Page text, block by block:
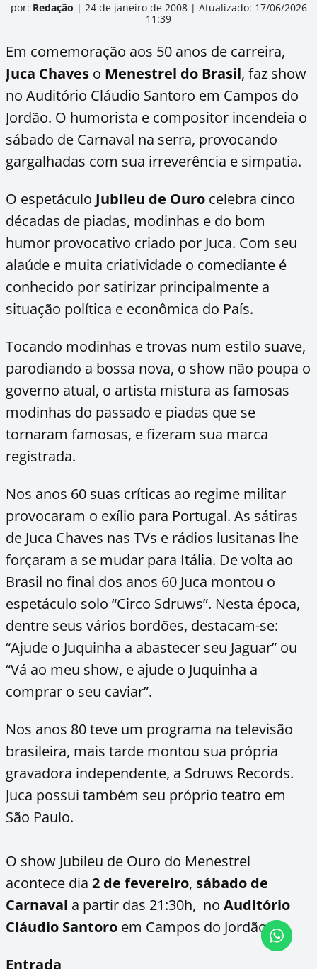
por: Redação | 24 de janeiro de 2008 | Atualizado: 17/06/2026
11:39
Em comemoração aos 50 anos de carreira,
Juca Chaves o Menestrel do Brasil, faz show
no Auditório Cláudio Santoro em Campos do
Jordão. O humorista e compositor incendeia o
sábado de Carnaval na serra, provocando
gargalhadas com sua irreverência e simpatia.
O espetáculo Jubileu de Ouro celebra cinco
décadas de piadas, modinhas e do bom
humor provocativo criado por Juca. Com seu
alaúde e muita criatividade o comediante é
conhecido por satirizar principalmente a
situação política e econômica do País.
Tocando modinhas e trovas num estilo suave,
parodiando a bossa nova, o show não poupa o
governo atual, o artista mistura as famosas
modinhas do passado e piadas que se
tornaram famosas, e fizeram sua marca
registrada.
Nos anos 60 suas críticas ao regime militar
provocaram o exílio para Portugal. As sátiras
de Juca Chaves nas TVs e rádios lusitanas lhe
forçaram a se mudar para Itália. De volta ao
Brasil no final dos anos 60 Juca montou o
espetáculo solo “Circo Sdruws”. Nesta época,
dentre seus vários bordões, destacam-se:
“Ajude o Juquinha a abastecer seu Jaguar” ou
“Vá ao meu show, e ajude o Juquinha a
comprar o seu caviar”.
Nos anos 80 teve um programa na televisão
brasileira, mais tarde montou sua própria
gravadora independente, a Sdruws Records.
Juca possui também seu próprio teatro em
São Paulo.
O show Jubileu de Ouro do Menestrel
acontece dia 2 de fevereiro, sábado de
Carnaval a partir das 21:30h, no Auditório
Cláudio Santoro em Campos do Jordão.
Entrada